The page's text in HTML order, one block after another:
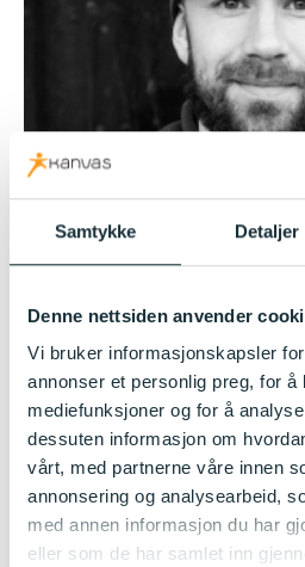
Samtykke Detaljer
Denne nettsiden anvender
Vi bruker informasjonskapsler
annonser et personlig preg, for å
mediefunksjoner og for å
dessuten informasjon om
vårt, med partnerne våre innen
annonsering og analysearbeid,
med annen informasjon du har
eller som de har samlet inn
Pedagogisk leder